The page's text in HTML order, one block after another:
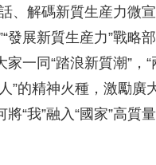
、解碼新質生産力微
發展新質生産力”戰
一同“踏浪新質潮”
”的精神火種，激勵
“我”融入“國家”高質